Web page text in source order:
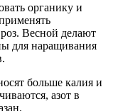
органику и
Весной делают
для наращивания
больше калия и
азот в